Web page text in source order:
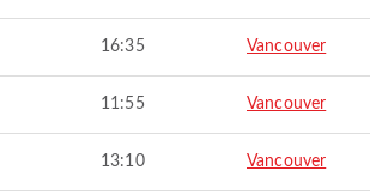
16:35 Vancouver
11:55 Vancouver
13:10 Vancouver